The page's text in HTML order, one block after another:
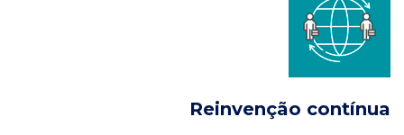
Reinvenção contínua